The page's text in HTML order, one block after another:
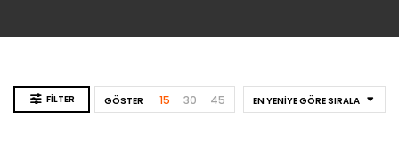
FILTER EN YENIYE GÖRE SIRALA
GÖSTER 15 30 45